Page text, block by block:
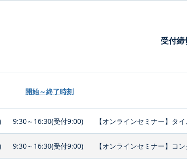
受付
開始～終了時刻
9:30～16:30(受付9:00) 【オンラインセミナー】タ
9:30～16:30(受付9:00) 【オンラインセミナー】コ